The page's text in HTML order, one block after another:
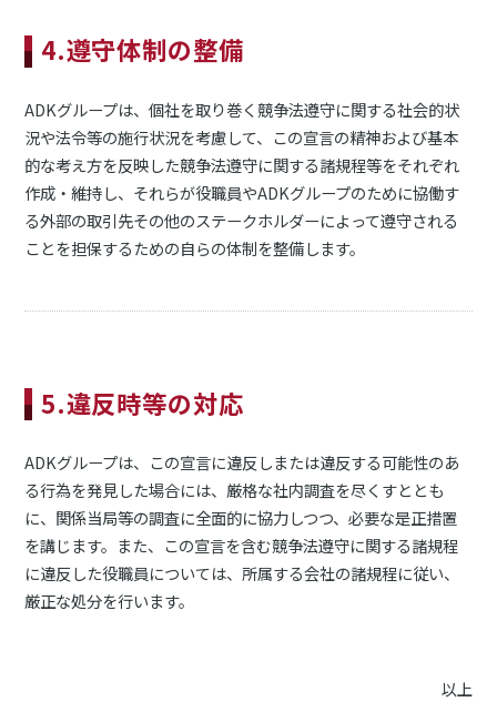
4.遵守体制の整備
ADKグループは、個社を取り巻く競争法遵守に関する社会的状
況や法令等の施行状況を考慮して、この宣言の精神および基本
的な考え方を反映した競争法遵守に関する諸規程等をそれぞれ
作成・維持し、それらが役職員やADKグループのために協働す
る外部の取引先その他のステークホルダーによって遵守される
ことを担保するための自らの体制を整備します。
5.違反時等の対応
ADKグループは、この宣言に違反しまたは違反する可能性のあ
る行為を発見した場合には、厳格な社内調査を尽くすととも
に、関係当局等の調査に全面的に協力しつつ、必要な是正措置
を講じます。また、この宣言を含む競争法遵守に関する諸規程
に違反した役職員については、所属する会社の諸規程に従い、
厳正な処分を行います。
以上